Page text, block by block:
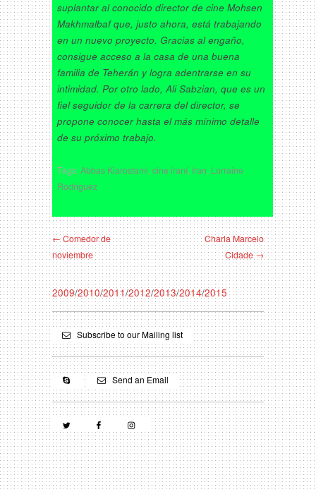
suplantar al conocido director de cine Mohsen
Makhmalbaf que, justo ahora, está trabajando
en un nuevo proyecto. Gracias al engaño,
consigue acceso a la casa de una buena
familia de Teherán y logra adentrarse en su
intimidad. Por otro lado, Ali Sabzian, que es un
fiel seguidor de la carrera del director, se
propone conocer hasta el más mínimo detalle
de su próximo trabajo.
Tags:Abbas Kiarostami,cine iraní, Iran, Lorraine
Rodriguez
← Comedor de
noviembre
Charla Marcelo
Cidade →
2009/2010/2011/2012/2013/2014/2015
Subscribe to our Mailing list
Send an Email